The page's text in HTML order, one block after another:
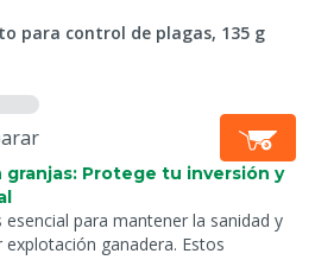
para control de plagas, 135 g
Protege tu inversión y
esencial para mantener la sanidad y
ganadera. Estos